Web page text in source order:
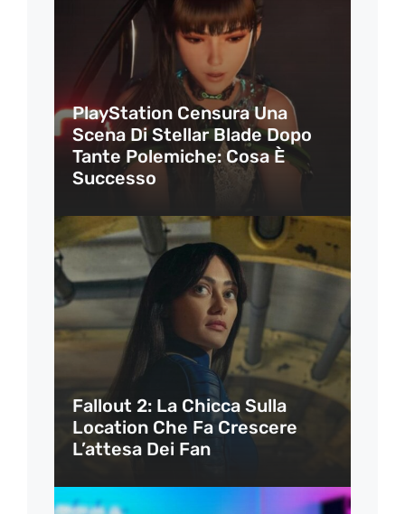
PlayStation Censura Una
Scena Di Stellar Blade Dopo
Tante Polemiche: Cosa È
Successo
Fallout 2: La Chicca Sulla
Location Che Fa Crescere
L’attesa Dei Fan